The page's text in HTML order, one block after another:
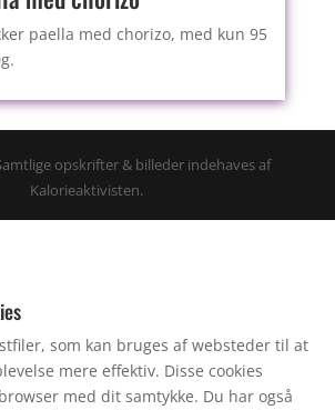
paella med chorizo, med kun 95
opskrifter & billeder indehaves af
Kalorieaktivisten.
som kan bruges af websteder til at
mere effektiv. Disse cookies
med dit samtykke. Du har også